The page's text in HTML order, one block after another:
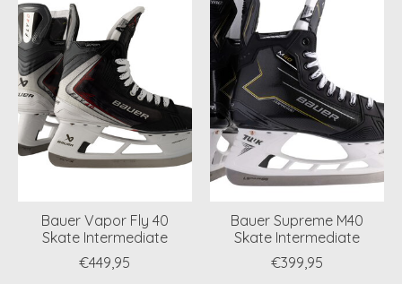
Bauer Vapor Fly 40
Skate Intermediate
€449,95
Bauer Supreme M40
Skate Intermediate
€399,95